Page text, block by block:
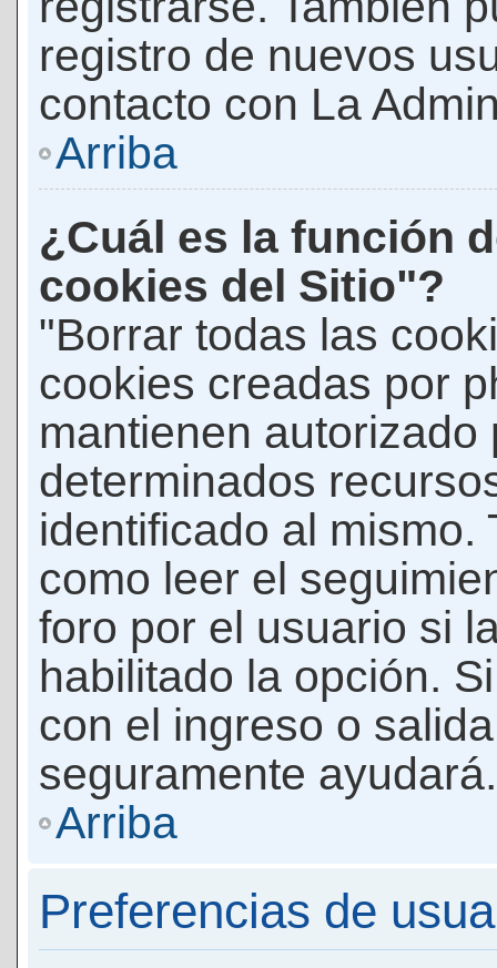
registro de nuevos
contacto con La
Arriba
¿Cuál es la función
cookies del Sitio"?
"Borrar todas las
cookies creadas por
mantienen autorizado
determinados
identificado al mismo.
como leer el
foro por el usuario si
habilitado la opción.
con el ingreso o
seguramente ayudará.
Arriba
Preferencias de